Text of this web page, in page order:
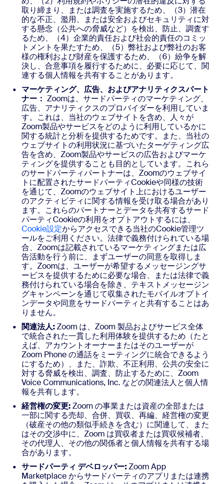
取り締まり、または調査を実施するため、（3）潜在
的な不正、濫用、または安全およびセキュリティに対
する懸念（公共への脅威など）を検出、防止、調査す
るため、（4）企業的責任および社会的責任のコミッ
トメントを果たすため、（5）弊社および弊社のお客
様の権利および財産を保護するため、（6）紛争を解
決し、合意事項を履行するために、必要に応じて、関
連する個人情報を共有することがあります。
マーケティング、広告、およびアナリティクスパート
ナー： Zoomは、サードパーティのマーケティング、
広告、アナリティクスのプロバイダーを利用していま
す。これは、当社のウェブサイトを含め、人々が
Zoom製品やサービスをどのように利用しているかに
関する統計と分析を提供するためです。また、当社の
ウェブサイトの利用状況に基づいたターゲティング広
告を含め、Zoom製品やサービスの広告およびマーケ
ティングを提供することも目的としています。これら
のサードパーティパートナーは、Zoomのウェブサイ
トに配置されたサードパーティCookieや同様の技術
を通じて、Zoomのウェブサイト上におけるユーザー
のアクティビティに関する情報を受け取る場合があり
ます。これらのパートナーとデータを共有するサード
パーティCookieの利用をオプトアウトするには、
Cookie設定からアクセスできる当社のCookie管理ツ
ールをご利用ください。法律で義務付けられている場
合、Zoomは記載されているマーケティングまたは広
告活動を行う前に、まずユーザーの同意を取得しま
す。Zoomは、ユーザーが希望するメッセージングサ
ービスを提供するために必要な場合、または法律で義
務付けられている場合を除き、テキストメッセージン
グキャンペーンを通じて収集されたモバイルオプトイ
ンデータや同意をサードパーティと共有することはあ
りません。
関連法人:Zoom は、Zoom 製品およびサービス全体
で統合された一貫した利用体験を提供するため（たと
えば、アカウントオーナーまたはそのユーザーが
Zoom Phone の通話をミーティングに統合できるよう
にするため）、また、詐欺、不正利用、公共の安全に
対する脅威を検出、調査、防止するために、Zoom
Voice Communications, Inc. などの関連法人と個人情
報を共有します。
経営権の変更:Zoom の事業または資産の全部または
一部に関する売却、合併、買収、再編、経営権の変更
（破産その他の類似手続きを含む）に関連して、また
はその交渉中に、Zoom は買収者または買収候補者、
その代理人、その他の関係者と個人情報を共有する場
合があります。
サードパーティ デベロッパー:Zoom App
Marketplace からサードパーティのアプリまたは連携